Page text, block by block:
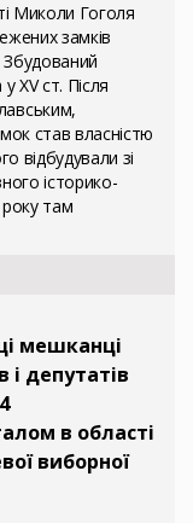
Миколи Гоголя
замків
Збудований
XV ст. Після
став власністю
відбудували зі
історико-
там
мешканці
депутатів
в області
виборної